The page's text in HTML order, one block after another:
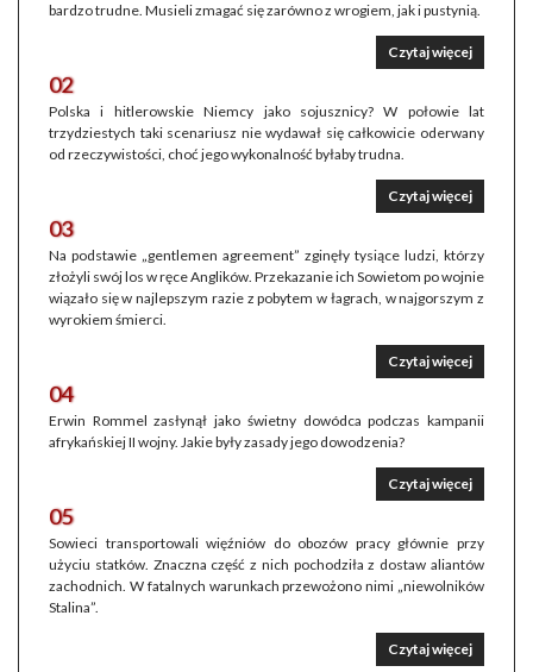
bardzo trudne. Musieli zmagać się zarówno z wrogiem, jak i pustynią.
Czytaj więcej
02
Polska i hitlerowskie Niemcy jako sojusznicy? W połowie lat
trzydziestych taki scenariusz nie wydawał się całkowicie oderwany
od rzeczywistości, choć jego wykonalność byłaby trudna.
Czytaj więcej
03
Na podstawie „gentlemen agreement” zginęły tysiące ludzi, którzy
złożyli swój los w ręce Anglików. Przekazanie ich Sowietom po wojnie
wiązało się w najlepszym razie z pobytem w łagrach, w najgorszym z
wyrokiem śmierci.
Czytaj więcej
04
Erwin Rommel zasłynął jako świetny dowódca podczas kampanii
afrykańskiej II wojny. Jakie były zasady jego dowodzenia?
Czytaj więcej
05
Sowieci transportowali więźniów do obozów pracy głównie przy
użyciu statków. Znaczna część z nich pochodziła z dostaw aliantów
zachodnich. W fatalnych warunkach przewożono nimi „niewolników
Stalina”.
Czytaj więcej